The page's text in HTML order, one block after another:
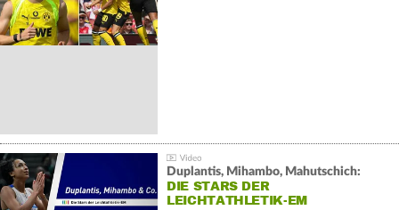
Duplantis, Mihambo, Mahutschich:
DIE STARS DER
LEICHTATHLETIK-EM